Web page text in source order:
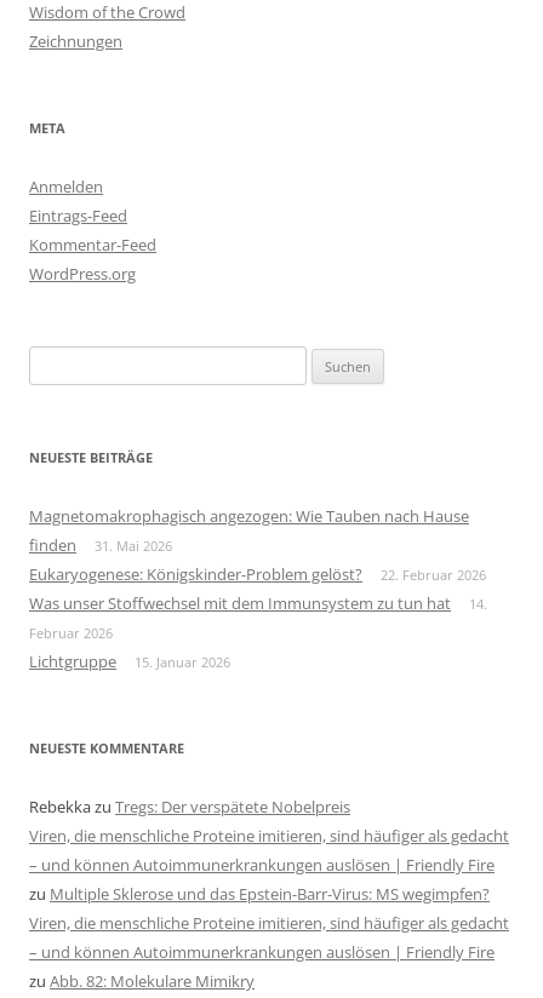
Wisdom of the Crowd
Zeichnungen
META
Anmelden
Eintrags-Feed
Kommentar-Feed
WordPress.org
nach:
NEUESTE BEITRÄGE
Magnetomakrophagisch angezogen: Wie Tauben nach Hause
finden
31. Mai 2026
Eukaryogenese: Königskinder-Problem gelöst? 22. Februar 2026
Was unser Stoffwechsel mit dem Immunsystem zu tun hat
14.
Februar 2026
Lichtgruppe 15. Januar 2026
NEUESTE KOMMENTARE
Rebekkazu Tregs: Der verspätete Nobelpreis
Viren, die menschliche Proteine imitieren, sind häufiger als gedacht
– und können Autoimmunerkrankungen auslösen | Friendly Fire
zu Multiple Sklerose und das Epstein-Barr-Virus: MS wegimpfen?
Viren, die menschliche Proteine imitieren, sind häufiger als gedacht
– und können Autoimmunerkrankungen auslösen | Friendly Fire
zu Abb. 82: Molekulare Mimikry